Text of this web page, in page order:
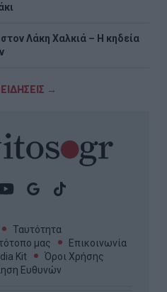
Λάκη Χαλκιά – Η κηδεία
→
Ταυτότητα
μας
Επικοινωνία
Kit
Όροι Χρήσης
Ευθυνών